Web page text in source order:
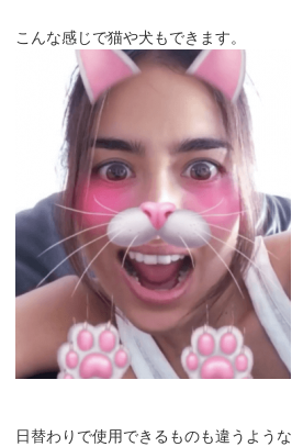
こんな感じで猫や犬もできます。
日替わりで使用できるものも違うよう